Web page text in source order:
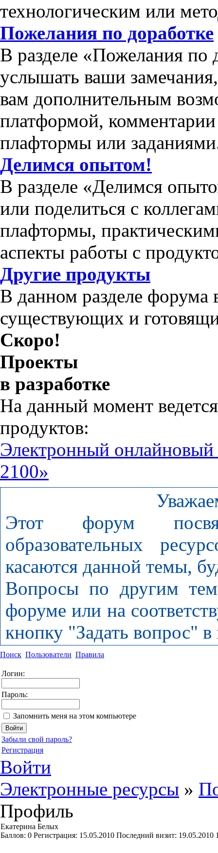
технологическим или
Пожелания по доработке
В разделе «Пожелания по
услышать ваши
вам дополнительным
платформой,
плафтормы или
Делимся опытом!
В разделе «Делимся
или поделиться с
плафтормы,
аспекты работы с
Другие продукты
В данном разделе форума
существующих и
Скоро!
Проекты
в разработке
На данный момент
продуктов:
Электронный
2100»
Этот форум
образовательных
касаются данной темы,
Вопросы по другим
форуме или на
кнопку "Задать вопрос"
Поиск Пользователи Правила
Логин:
Пароль:
Запомнить меня на этом компьютере
Забыли свой пароль?
Регистрация
Войти
Электронные ресурсы »
Профиль
Екатерина Белых
Баллов: 0 Регистрация: 15.05.2010 Последний визит: 19.05.2010